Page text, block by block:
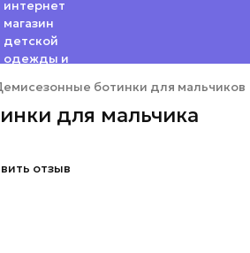
ботинки для мальчиков
для мальчика
отзыв